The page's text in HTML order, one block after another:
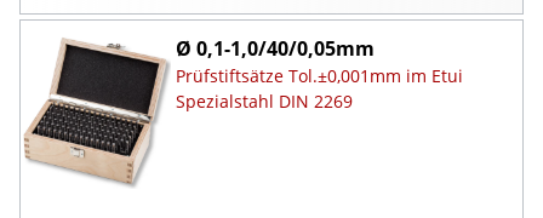
Ø 0,1-1,0/40/0,05mm
Prüfstiftsätze Tol.±0,001mm im Etui
Spezialstahl DIN 2269